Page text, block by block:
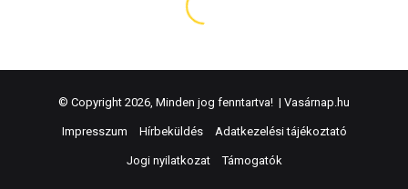
© Copyright 2026, Minden jog fenntartva! | Vasárnap.hu
Impresszum Hírbeküldés Adatkezelési tájékoztató
Jogi nyilatkozat Támogatók